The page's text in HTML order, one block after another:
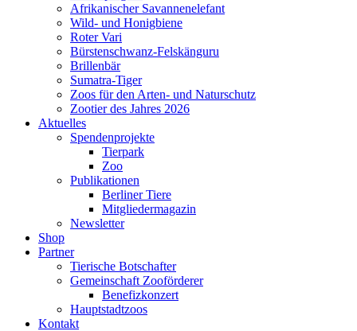
Afrikanischer Savannenelefant
Wild- und Honigbiene
Roter Vari
Bürstenschwanz-Felskänguru
Brillenbär
Sumatra-Tiger
Zoos für den Arten- und Naturschutz
Zootier des Jahres 2026
Aktuelles
Spendenprojekte
Tierpark
Zoo
Publikationen
Berliner Tiere
Mitgliedermagazin
Newsletter
Shop
Partner
Tierische Botschafter
Gemeinschaft Zooförderer
Benefizkonzert
Hauptstadtzoos
Kontakt